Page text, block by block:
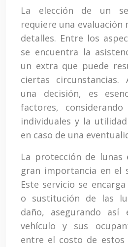
La elección de un
requiere una evaluación
detalles. Entre los
se encuentra la
un extra que puede
ciertas
una decisión, es
factores, considerando
individuales y la
en caso de una
La protección de
gran importancia en el
Este servicio se
o sustitución de las
daño, asegurando así
vehículo y sus
entre el costo de